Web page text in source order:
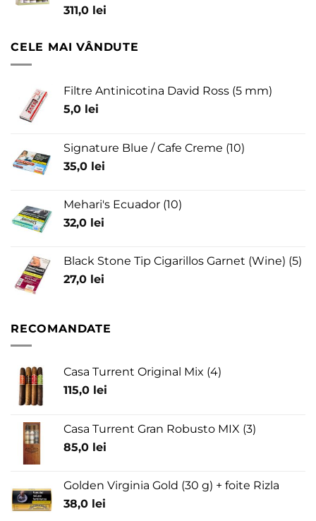
311,0 lei
CELE MAI VÂNDUTE
Filtre Antinicotina David Ross (5 mm)
5,0 lei
Signature Blue / Cafe Creme (10)
35,0 lei
Mehari's Ecuador (10)
32,0 lei
Black Stone Tip Cigarillos Garnet (Wine) (5)
27,0 lei
RECOMANDATE
Casa Turrent Original Mix (4)
115,0 lei
Casa Turrent Gran Robusto MIX (3)
85,0 lei
Golden Virginia Gold (30 g) + foite Rizla
38,0 lei